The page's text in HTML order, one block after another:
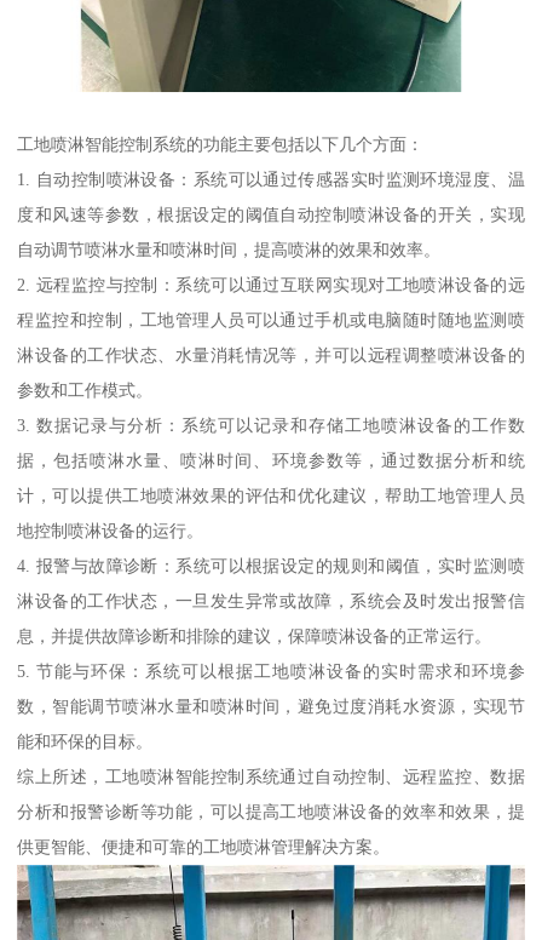
工地喷淋智能控制系统的功能主要包括以下几个方面：
1. 自动控制喷淋设备：系统可以通过传感器实时监测环境湿度、温
度和风速等参数，根据设定的阈值自动控制喷淋设备的开关，实现
自动调节喷淋水量和喷淋时间，提高喷淋的效果和效率。
2. 远程监控与控制：系统可以通过互联网实现对工地喷淋设备的远
程监控和控制，工地管理人员可以通过手机或电脑随时随地监测喷
淋设备的工作状态、水量消耗情况等，并可以远程调整喷淋设备的
参数和工作模式。
3. 数据记录与分析：系统可以记录和存储工地喷淋设备的工作数
据，包括喷淋水量、喷淋时间、环境参数等，通过数据分析和统
计，可以提供工地喷淋效果的评估和优化建议，帮助工地管理人员
地控制喷淋设备的运行。
4. 报警与故障诊断：系统可以根据设定的规则和阈值，实时监测喷
淋设备的工作状态，一旦发生异常或故障，系统会及时发出报警信
息，并提供故障诊断和排除的建议，保障喷淋设备的正常运行。
5. 节能与环保：系统可以根据工地喷淋设备的实时需求和环境参
数，智能调节喷淋水量和喷淋时间，避免过度消耗水资源，实现节
能和环保的目标。
综上所述，工地喷淋智能控制系统通过自动控制、远程监控、数据
分析和报警诊断等功能，可以提高工地喷淋设备的效率和效果，提
供更智能、便捷和可靠的工地喷淋管理解决方案。